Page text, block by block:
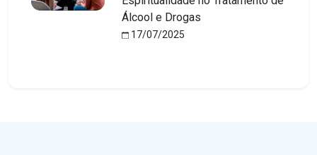
Álcool e Drogas
17/07/2025